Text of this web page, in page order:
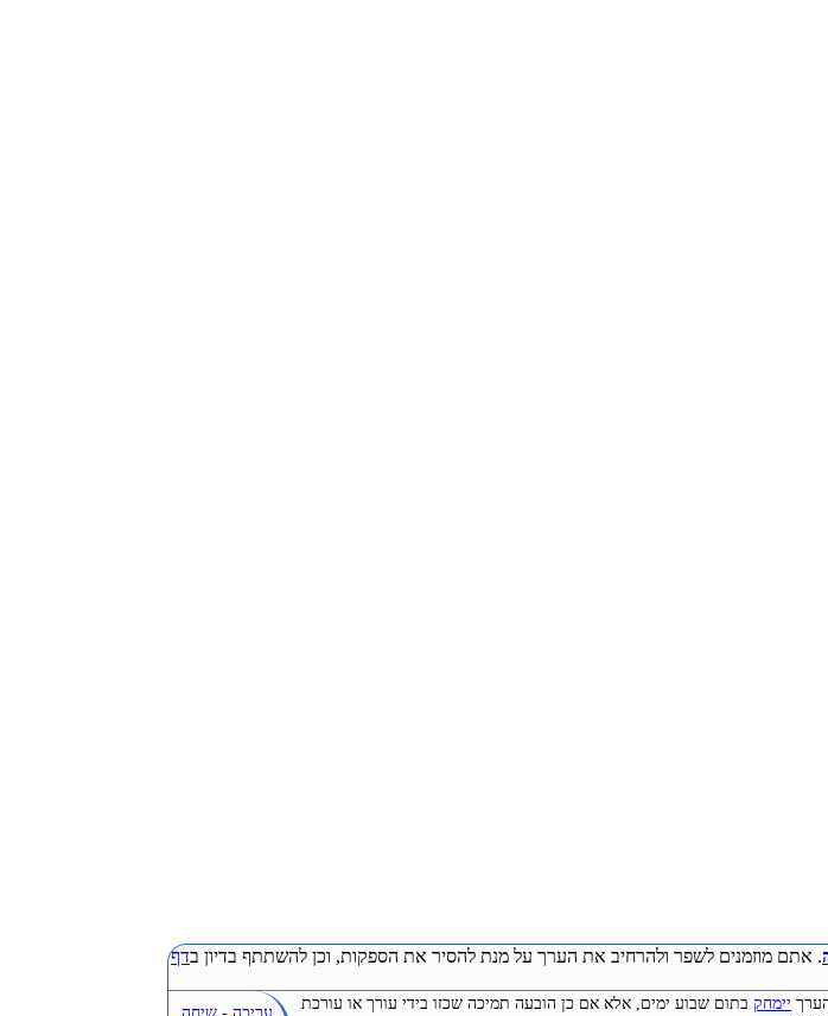
. אתם מוזמנים לשפר ולהרחיב את הערך על מנת להסיר את הספקות, וכן להשתתף בדיון בדף
יימחק בתום שבוע ימים, אלא אם כן הובעה תמיכה שכזו בידי עורך או עורכת